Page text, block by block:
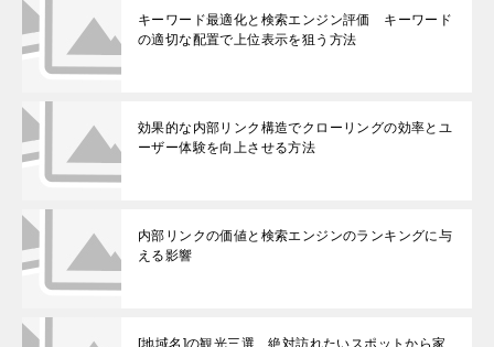
キーワード最適化と検索エンジン評価 キーワード
の適切な配置で上位表示を狙う方法
効果的な内部リンク構造でクローリングの効率とユ
ーザー体験を向上させる方法
内部リンクの価値と検索エンジンのランキングに与
える影響
[地域名]の観光三選 絶対訪れたいスポットから家